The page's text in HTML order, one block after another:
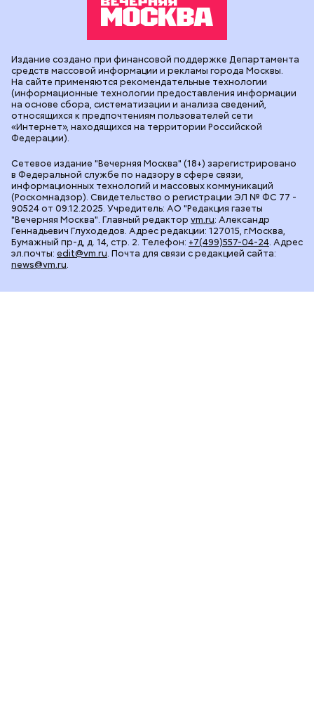
Сетевое издание "Вечерняя Москва" (18+) зарегистрировано
в Федеральной службе по надзору в сфере связи,
информационных технологий и массовых коммуникаций
(Роскомнадзор). Свидетельство о регистрации ЭЛ № ФС 77 -
90524 от 09.12.2025. Учредитель: АО "Редакция газеты
"Вечерняя Москва". Главный редактор vm.ru: Александр
Геннадьевич Глуходедов. Адрес редакции: 127015, г.Москва,
Бумажный пр-д, д. 14, стр. 2. Телефон: +7(499)557-04-24. Адрес
эл.почты: edit@vm.ru. Почта для связи с редакцией сайта:
news@vm.ru.
Издание создано при финансовой поддержке Департамента
средств массовой информации и рекламы города Москвы.
На сайте применяются рекомендательные технологии
(информационные технологии предоставления информации
на основе сбора, систематизации и анализа сведений,
относящихся к предпочтениям пользователей сети
«Интернет», находящихся на территории Российской
Федерации).